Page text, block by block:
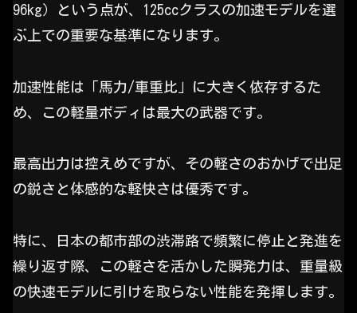
96kg）という点が、125ccクラスの加速モデルを選
ぶ上での重要な基準になります。
加速性能は「馬力/車重比」に大きく依存するた
め、この軽量ボディは最大の武器です。
最高出力は控えめですが、その軽さのおかげで出足
の鋭さと体感的な軽快さは優秀です。
特に、日本の都市部の渋滞路で頻繁に停止と発進を
繰り返す際、この軽さを活かした瞬発力は、重量級
の快速モデルに引けを取らない性能を発揮します。